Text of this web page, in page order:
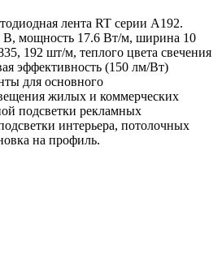
лента RT серии A192.
В, мощность 17.6 Вт/м, ширина 10
192 шт/м, теплого цвета свечения
эффективность (150 лм/Вт)
для основного
жилых и коммерческих
подсветки рекламных
интерьера, потолочных
на профиль.